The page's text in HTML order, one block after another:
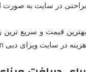
براحتی در سایت به صورت
بهترین قیمت و سریع ترین
هزینه در سایت ویزای دبی Onlinedubaievisa.com